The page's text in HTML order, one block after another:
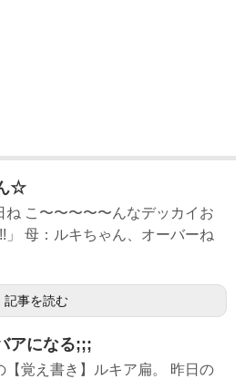
☆
ね こ〜〜〜〜〜んなデッカイお
」 母：ルキちゃん、オーバーね
記事を読む
アになる;;;
【覚え書き】ルキア扁。 昨日の